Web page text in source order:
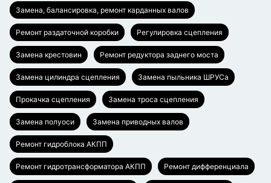
Замена, балансировка, ремонт карданных валов
Ремонт раздаточной коробки Регулировка сцепления
Замена крестовин Ремонт редуктора заднего моста
Замена цилиндра сцепления Замена пыльника ШРУСа
Прокачка сцепления Замена троса сцепления
Замена полуоси Замена приводных валов
Ремонт гидроблока АКПП
Ремонт гидротрансформатора АКПП Ремонт дифференциала